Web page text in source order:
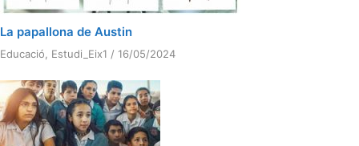
La papallona de Austin
Educació Estudi_Eix1 / 16/05/2024